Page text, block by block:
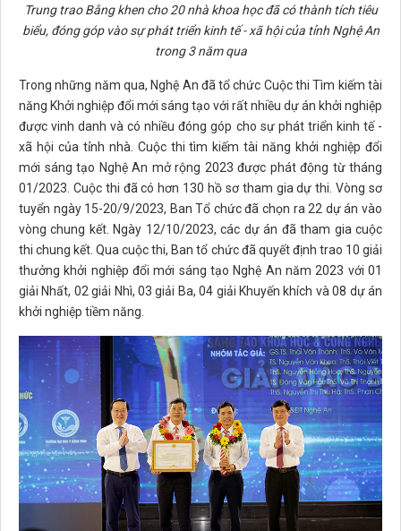
Trung trao Bằng khen cho 20 nhà khoa học đã có thành tích tiêu
biểu, đóng góp vào sự phát triển kinh tế - xã hội của tỉnh Nghệ An
trong 3 năm qua
Trong những năm qua, Nghệ An đã tổ chức Cuộc thi Tìm kiếm tài
năng Khởi nghiệp đổi mới sáng tạo với rất nhiều dự án khởi nghiệp
được vinh danh và có nhiều đóng góp cho sự phát triển kinh tế -
xã hội của tỉnh nhà. Cuộc thi tìm kiếm tài năng khởi nghiệp đổi
mới sáng tạo Nghệ An mở rộng 2023 được phátđộng từ tháng
01/2023. Cuộc thi đã có hơn 130 hồ sơ tham gia dự thi. Vòng sơ
tuyển ngày 15-20/9/2023, Ban Tổ chức đã chọn ra 22 dự án vào
vòng chung kết. Ngày 12/10/2023, các dự án đã tham gia cuộc
thi chung kết. Qua cuộc thi, Ban tổ chức đã quyết định trao 10 giải
thưởng khởi nghiệp đổi mới sáng tạo Nghệ An năm 2023 với 01
giải Nhất, 02 giải Nhì, 03 giải Ba, 04 giải Khuyến khích và 08 dự án
khởi nghiệp tiềm năng.